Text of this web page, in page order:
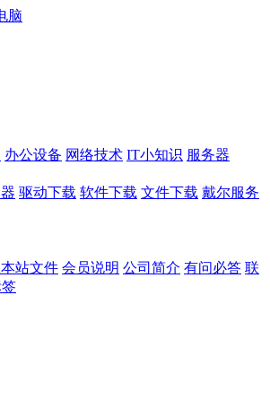
办公设备 网络技术 IT小知识 服务器
驱动下载 软件下载 文件下载 戴尔服务
站文件 会员说明 公司简介 有问必答 联